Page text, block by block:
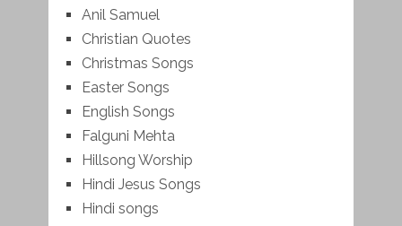
Anil Samuel
Christian Quotes
Christmas Songs
Easter Songs
English Songs
Falguni Mehta
Hillsong Worship
Hindi Jesus Songs
Hindi songs